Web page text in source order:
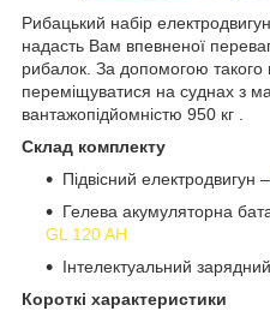
Рибацький набір
надасть Вам впевненої
рибалок. За допомогою
переміщуватися на суднах з
вантажопідйомністю 950 кг .
Склад комплекту
Підвісний електродвигун –
Гелева акумуляторна
GL 120 AH
Інтелектуальний
Короткі характеристики